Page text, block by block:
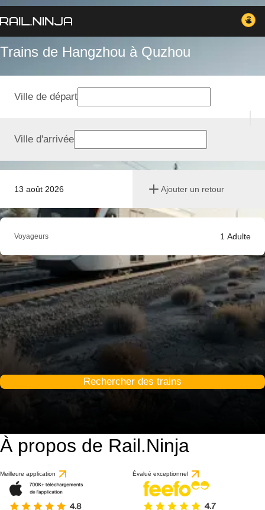
Trains de Hangzhou à Quzhou
13 août 2026 Ajouter un retour
Ville de départ
Ville d'arrivée
Voyageurs 1 Adulte
Rechercher des trains
À propos de Rail.Ninja
Meilleure application Évalué exceptionnel